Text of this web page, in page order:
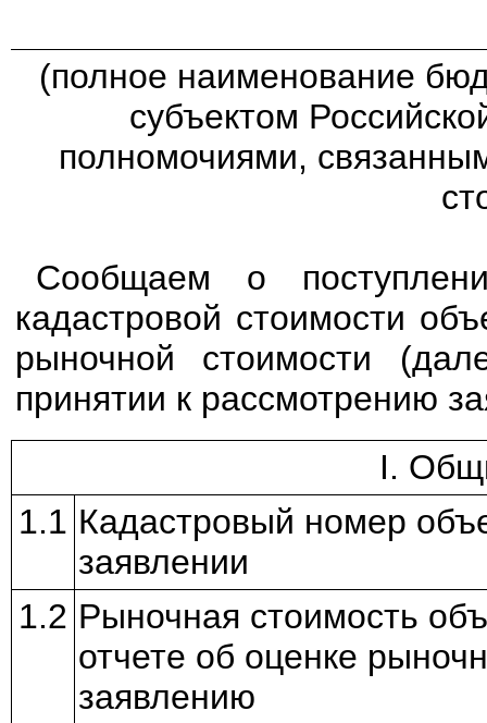
(полное наименование
субъектом
полномочиями,
Сообщаем о
кадастровой стоимости
рыночной стоимости
принятии к рассмотрению
I.
1.1 Кадастровый номер
заявлении
1.2 Рыночная стоимость
отчете об оценке
заявлению